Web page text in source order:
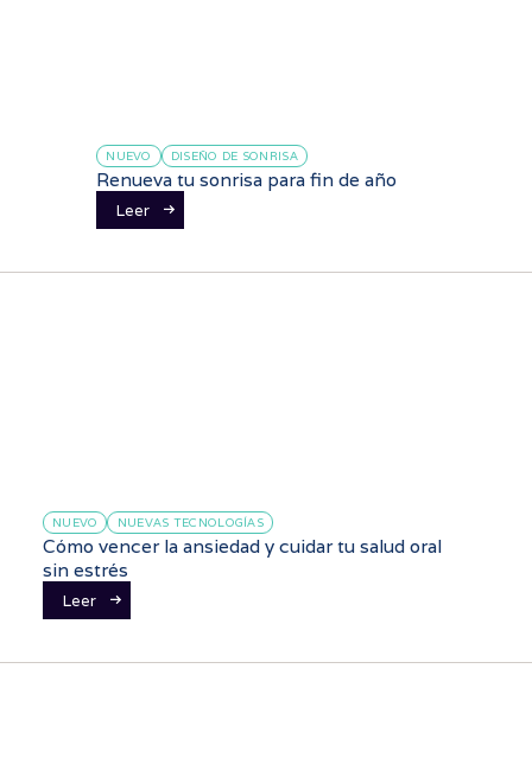
NUEVO DISEÑO DE SONRISA
Renueva tu sonrisa para fin de año
Leer
NUEVO NUEVAS TECNOLOGÍAS
Cómo vencer la ansiedad y cuidar tu salud oral
sin estrés
Leer